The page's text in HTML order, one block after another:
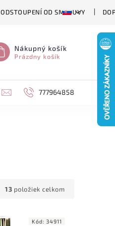
ODSTOUPENÍ OD SMLOUVY
Nákupný košík
Prázdny košík
777964858
13 položiek celkom
Kód:34911